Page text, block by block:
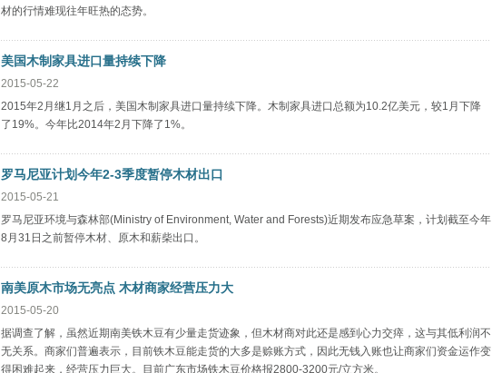
材的行情难现往年旺热的态势。
美国木制家具进口量持续下降
2015-05-22
2015年2月继1月之后，美国木制家具进口量持续下降。木制家具进口总额为10.2亿美元，较1月下降
了19%。今年比2014年2月下降了1%。
罗马尼亚计划今年2-3季度暂停木材出口
2015-05-21
罗马尼亚环境与森林部(Ministry of Environment, Water and Forests)近期发布应急草案，计划截至今年
8月31日之前暂停木材、原木和薪柴出口。
南美原木市场无亮点 木材商家经营压力大
2015-05-20
据调查了解，虽然近期南美铁木豆有少量走货迹象，但木材商对此还是感到心力交瘁，这与其低利润不
无关系。商家们普遍表示，目前铁木豆能走货的大多是赊账方式，因此无钱入账也让商家们资金运作变
得困难起来，经营压力巨大。目前广东市场铁木豆价格报2800-3200元/立方米。